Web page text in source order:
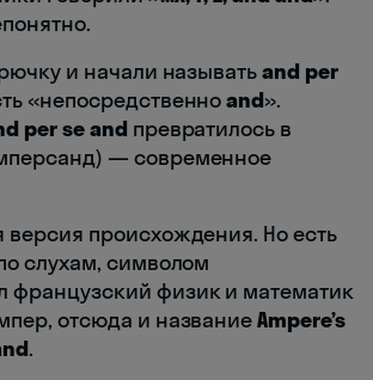
и начали называтьand per
«непосредственноand».
per se and превратилось в
— современное
версия происхождения. Но есть
слухам, символом
французский физик и математик
отсюда и названиеAmpere’s
.